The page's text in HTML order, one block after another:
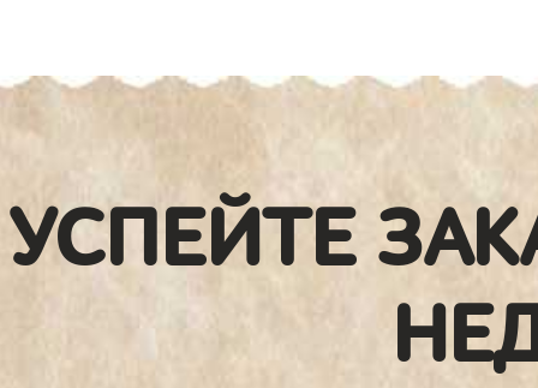
УСПЕЙТЕ